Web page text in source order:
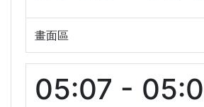
畫面區
05:07 -